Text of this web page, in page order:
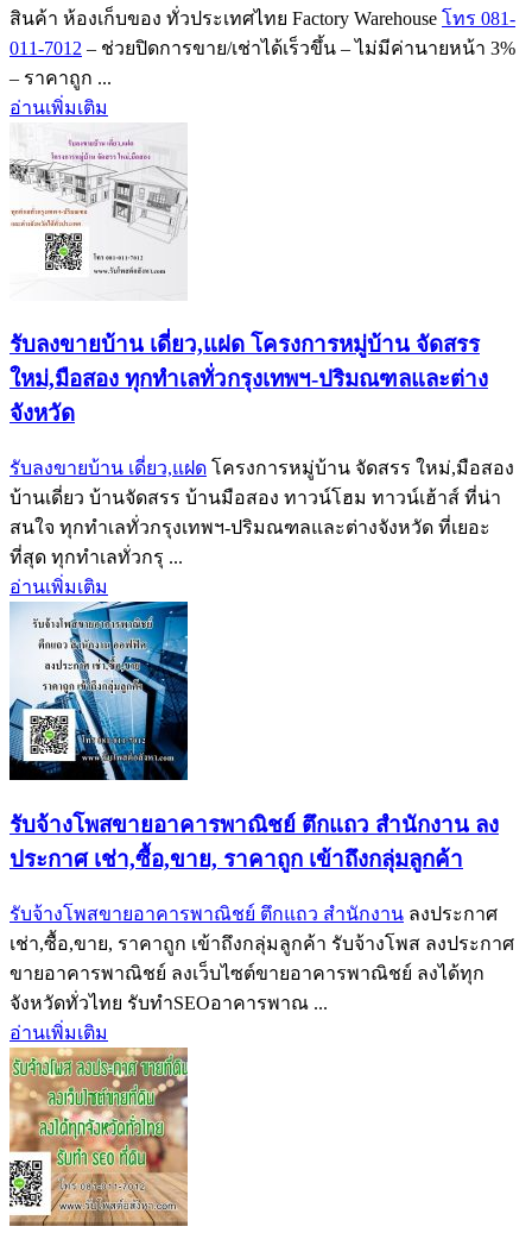
สินค้า ห้องเก็บของ ทั่วประเทศไทย Factory Warehouse โทร 081-
011-7012 – ช่วยปิดการขาย/เช่าได้เร็วขึ้น – ไม่มีค่านายหน้า 3%
– ราคาถูก ...
อ่านเพิ่มเติม
รับลงขายบ้าน เดี่ยว,แฝด โครงการหมู่บ้าน จัดสรร
ใหม่,มือสอง ทุกทำเลทั่วกรุงเทพฯ-ปริมณฑลและต่าง
จังหวัด
รับลงขายบ้าน เดี่ยว,แฝด โครงการหมู่บ้าน จัดสรร ใหม่,มือสอง
บ้านเดี่ยว บ้านจัดสรร บ้านมือสอง ทาวน์โฮม ทาวน์เฮ้าส์ ที่น่า
สนใจ ทุกทำเลทั่วกรุงเทพฯ-ปริมณฑลและต่างจังหวัด ที่เยอะ
ที่สุด ทุกทำเลทั่วกรุ ...
อ่านเพิ่มเติม
รับจ้างโพสขายอาคารพาณิชย์ ตึกแถว สำนักงาน ลง
ประกาศ เช่า,ซื้อ,ขาย, ราคาถูก เข้าถึงกลุ่มลูกค้า
รับจ้างโพสขายอาคารพาณิชย์ ตึกแถว สำนักงาน ลงประกาศ
เช่า,ซื้อ,ขาย, ราคาถูก เข้าถึงกลุ่มลูกค้า รับจ้างโพส ลงประกาศ
ขายอาคารพาณิชย์ ลงเว็บไซต์ขายอาคารพาณิชย์ ลงได้ทุก
จังหวัดทั่วไทย รับทำSEOอาคารพาณ ...
อ่านเพิ่มเติม